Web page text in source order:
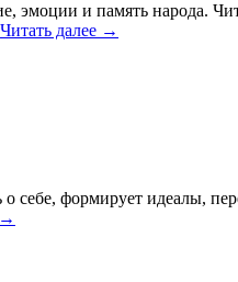
эмоции и память народа.
Читать далее →
о себе, формирует идеалы,
→